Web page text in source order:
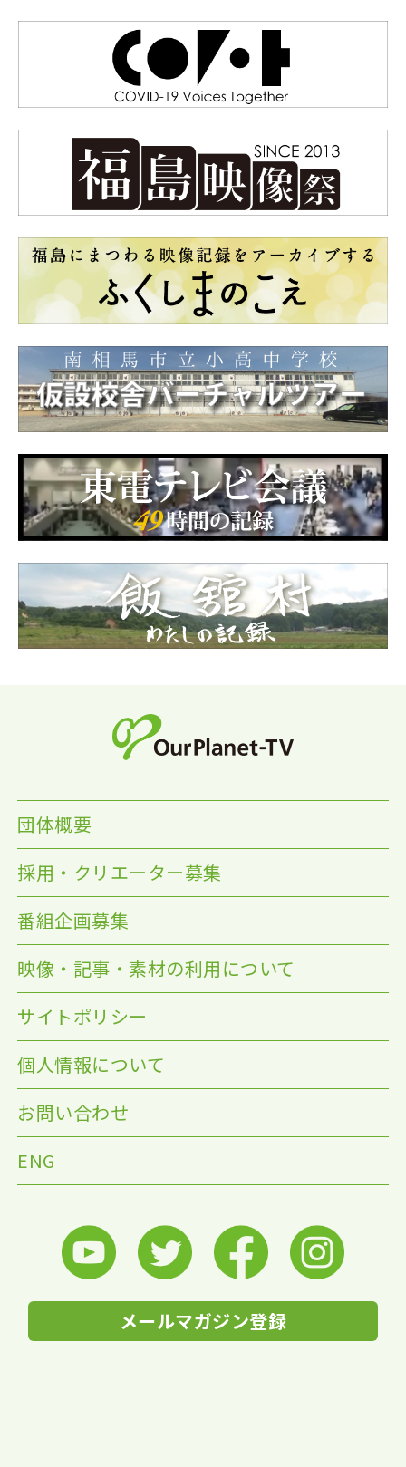
団体概要
採用・クリエーター募集
番組企画募集
映像・記事・素材の利用について
サイトポリシー
個人情報について
お問い合わせ
ENG
メールマガジン登録